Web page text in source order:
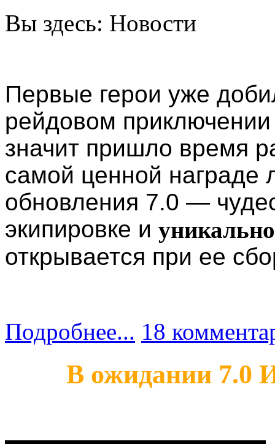
Вы здесь: Новости
Первые герои уже
рейдовом
значит пришло время
самой ценной награде
обновления 7.0 —
экипировке и
открывается при ее
Подробнее... 18
В ожидании 7.0